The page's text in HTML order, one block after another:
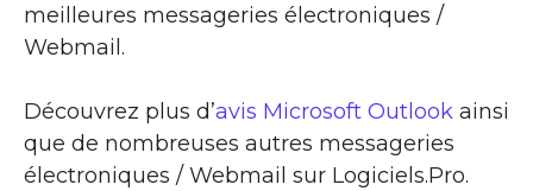
meilleures messageries électroniques /
Webmail.
Découvrez plus d’avis Microsoft Outlook ainsi
que de nombreuses autres messageries
électroniques / Webmail sur Logiciels.Pro.